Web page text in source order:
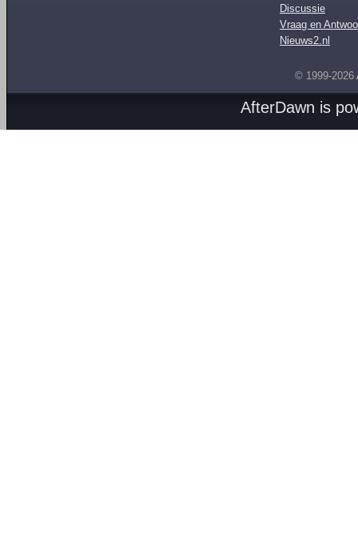
Discussie
Vraag en
Nieuws2.nl
© 1999-2026
AfterDawn is